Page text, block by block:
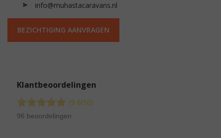
info@muhastacaravans.nl
BEZICHTIGING AANVRAGEN
Klantbeoordelingen
(9.6/10)
96 beoordelingen